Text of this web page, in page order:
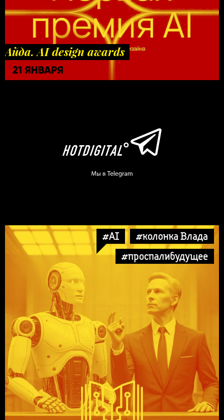
Айда. AI design awards
21 ЯНВАРЯ
#AI
#колонка Влада
#проспалибудущее